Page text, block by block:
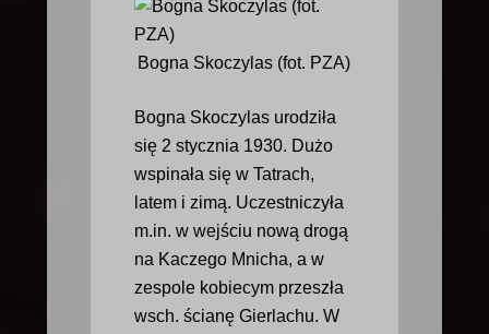
Bogna Skoczylas (fot. PZA)
Bogna Skoczylas urodziła
się 2 stycznia 1930. Dużo
wspinała się w Tatrach,
latem i zimą. Uczestniczyła
m.in. w wejściu nową drogą
na Kaczego Mnicha, a w
zespole kobiecym przeszła
wsch. ścianę Gierlachu. W